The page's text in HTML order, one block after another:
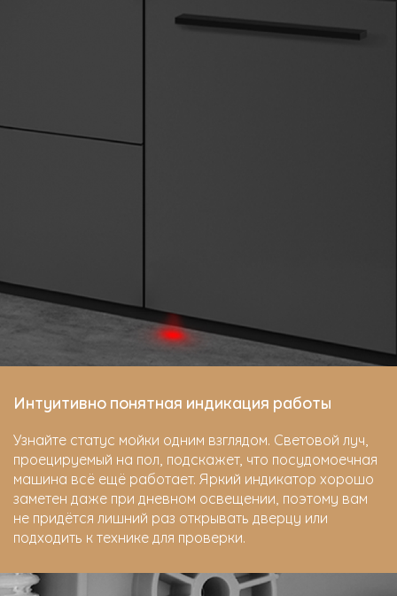
Интуитивно понятная индикация работы
Узнайте статус мойки одним взглядом. Световой луч,
проецируемый на пол, подскажет, что посудомоечная
машина всё ещё работает. Яркий индикатор хорошо
заметен даже при дневном освещении, поэтому вам
не придётся лишний раз открывать дверцу или
подходить к технике для проверки.